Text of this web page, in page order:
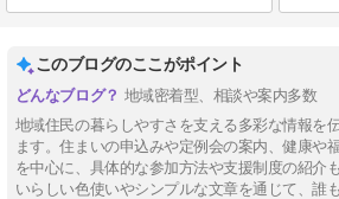
このブログのここがポイント
地域密着型、相談や案内多数
地域住民の暮らしやすさを支える多彩な情報を
ます。住まいの申込みや定例会の案内、健康や
を中心に、具体的な参加方法や支援制度の紹介
いらしい色使いやシンプルな文章を通じて、誰